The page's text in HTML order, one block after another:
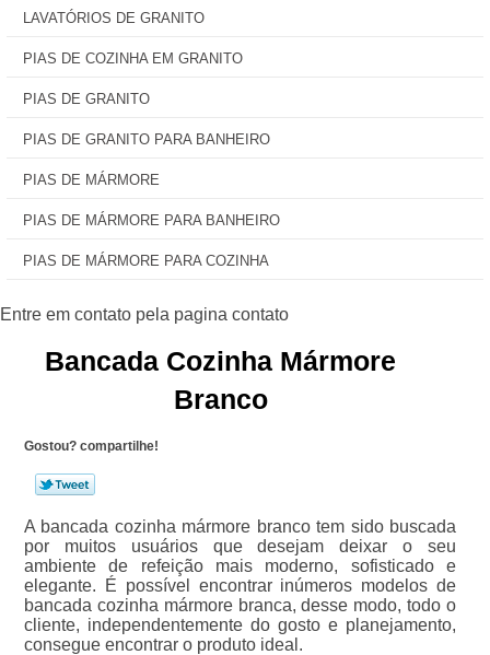
LAVATÓRIOS DE GRANITO
PIAS DE COZINHA EM GRANITO
PIAS DE GRANITO
PIAS DE GRANITO PARA BANHEIRO
PIAS DE MÁRMORE
PIAS DE MÁRMORE PARA BANHEIRO
PIAS DE MÁRMORE PARA COZINHA
Bancada Cozinha Mármore
Branco
Gostou? compartilhe!
A bancada cozinha mármore branco tem sido buscada
por muitos usuários que desejam deixar o seu
ambiente de refeição mais moderno, sofisticado e
elegante. É possível encontrar inúmeros modelos de
bancada cozinha mármore branca, desse modo, todo o
cliente, independentemente do gosto e planejamento,
consegue encontrar o produto ideal.